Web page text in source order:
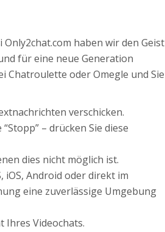
haben wir den Geist
für eine neue Generation
Chatroulette oder Omegle und Sie
verschicken.
– drücken Sie diese
dies nicht möglich ist.
Android oder direkt im
eine zuverlässige Umgebung
Ihres Videochats.